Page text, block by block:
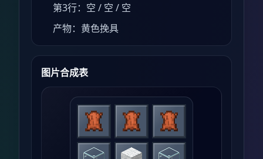
第3行：空 / 空 / 空
产物：黄色挽具
图片合成表